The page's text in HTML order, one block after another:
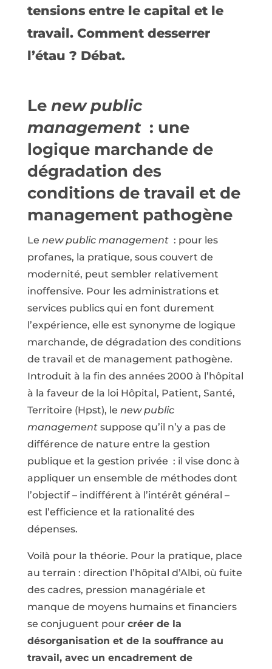
tensions entre le capital et le
travail. Comment desserrer
l’étau ? Débat.
Le new public
management: une
logique marchande de
dégradation des
conditions de travail et de
management pathogène
Le new public management: pour les
profanes, la pratique, sous couvert de
modernité, peut sembler relativement
inoffensive. Pour les administrations et
services publics qui en font durement
l’expérience, elle est synonyme de logique
marchande, de dégradation des conditions
de travail et de management pathogène.
Introduit à la fin des années 2000 à l’hôpital
à la faveur de la loi Hôpital, Patient, Santé,
Territoire (Hpst), le new public
managementsuppose qu’il n’y a pas de
différence de nature entre la gestion
publique et la gestion privée : il vise donc à
appliquer un ensemble de méthodes dont
l’objectif – indifférent à l’intérêt général –
est l’efficience et la rationalité des
dépenses.
Voilà pour la théorie. Pour la pratique, place
au terrain : direction l’hôpital d’Albi, où fuite
des cadres, pression managériale et
manque de moyens humains et financiers
se conjuguent pour créer de la
désorganisation et de la souffrance au
travail, avec un encadrement de